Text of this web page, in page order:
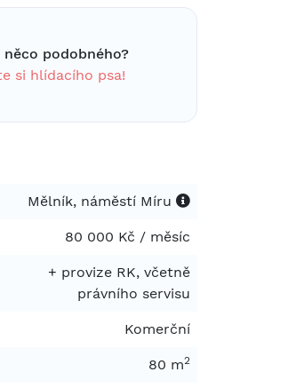
něco podobného?
si hlídacího psa!
Mělník, náměstí Míru
80 000 Kč / měsíc
+ provize RK, včetně
právního servisu
Komerční
80 m2